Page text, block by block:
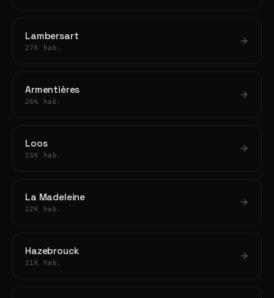
Lambersart
27K hab.
Armentières
26K hab.
Loos
23K hab.
La Madeleine
22K hab.
Hazebrouck
21K hab.